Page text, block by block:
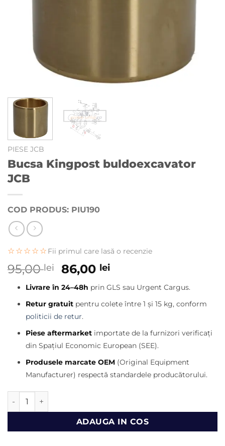
PIESE JCB
Bucsa Kingpost buldoexcavator
JCB
COD PRODUS: PIU190
☆☆☆☆☆ Fii primul care lasă o recenzie
95,00lei
Prețul
inițial
a
fost:
95,00 lei.
86,00 leiPrețul
este:
86,00 lei.
Livrare în 24–48h prin GLS sau Urgent Cargus.
Retur gratuit pentru colete între 1 și 15 kg, conform
politicii de retur.
Piese aftermarket importate de la furnizori verificați
din Spațiul Economic European (SEE).
Produsele marcate OEM (Original Equipment
Manufacturer) respectă standardele producătorului.
Cantitate Bucsa Kingpost buldoexcavator JCB
ADAUGA IN COS